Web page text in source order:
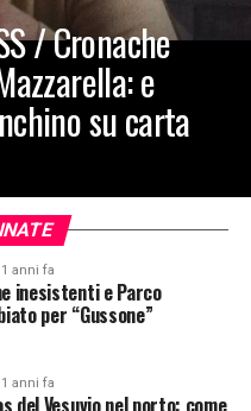
/ Cronache
e
su carta
anni fa
inesistenti e Parco
per “Gussone”
anni fa
del Vesuvio nel porto: come